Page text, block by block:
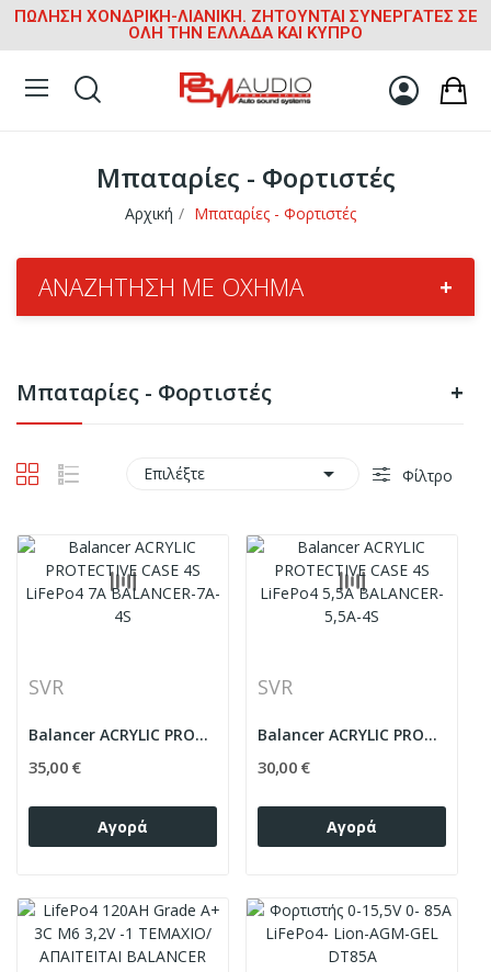
ΠΩΛΗΣΗ ΧΟΝΔΡΙΚΗ-ΛΙΑΝΙΚΗ. ΖΗΤΟΥΝΤΑΙ ΣΥΝΕΡΓΑΤΕΣ ΣΕ
ΟΛΗ ΤΗΝ ΕΛΛΑΔΑ ΚΑΙ ΚΥΠΡΟ
Μπαταρίες - Φορτιστές
Αρχική Μπαταρίες - Φορτιστές
ΑΝΑΖΉΤΗΣΗ ΜΕ ΌΧΗΜΑ +
Μπαταρίες - Φορτιστές +
Επιλέξτε  Φίλτρο
SVR
Balancer ACRYLIC PROTECTIVE CASE 4S LiFePo4 7A...
35,00 €
Αγορά
SVR
Balancer ACRYLIC PROTECTIVE CASE 4S LiFePo4...
30,00 €
Αγορά